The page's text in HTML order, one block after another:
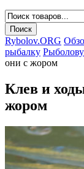
Rybolov.ORG
рыбалку
они с жором
Клев и
жором